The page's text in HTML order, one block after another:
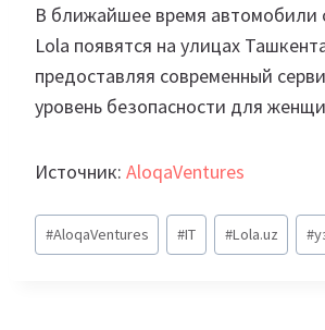
В ближайшее время автомобили
Lola появятся на улицах
предоставляя современный
уровень безопасности для
Источник: AloqaVentures
Метки
записи:
#AloqaVentures #IT #Lola.uz #